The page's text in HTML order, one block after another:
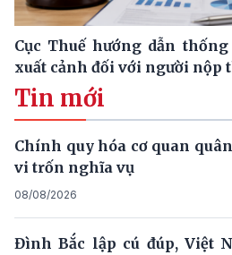
Cục Thuế hướng dẫn
xuất cảnh đối với người nộp
Tin mới
Chính quy hóa cơ quan
vi trốn nghĩa vụ
08/08/2026
Đình Bắc lập cú đúp, Việt